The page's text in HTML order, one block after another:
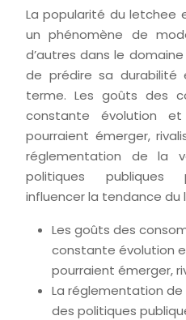
La popularité du letchee
un phénomène de
d’autres dans le
de prédire sa
terme. Les goûts des
constante évolution
pourraient émerger,
réglementation de la
politiques publiques
influencer la tendance du
Les goûts des
constante évolution
pourraient émerger,
La réglementation de
des politiques